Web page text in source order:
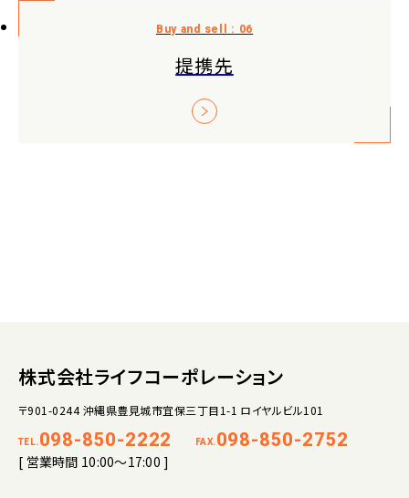
提携先
株式会社ライフコーポレーション
〒901-0244 沖縄県豊見城市宜保三丁目1-1 ロイヤルビル101
TEL. 098-850-2222 FAX. 098-850-2752
[ 営業時間 10:00～17:00 ]